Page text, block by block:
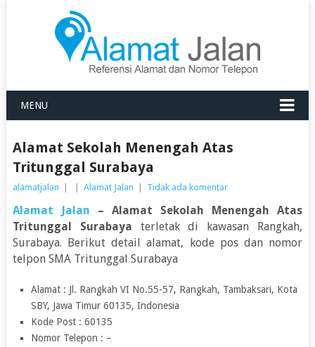
MENU
Alamat Sekolah Menengah Atas
Tritunggal Surabaya
alamatjalan Alamat Jalan Tidak ada komentar
Alamat Jalan – Alamat Sekolah Menengah Atas
Tritunggal Surabaya terletak di kawasan Rangkah,
Surabaya. Berikut detail alamat, kode pos dan nomor
telpon SMA Tritunggal Surabaya
Alamat : Jl. Rangkah VI No.55-57, Rangkah, Tambaksari, Kota
SBY, Jawa Timur 60135, Indonesia
Kode Post : 60135
Nomor Telepon : –